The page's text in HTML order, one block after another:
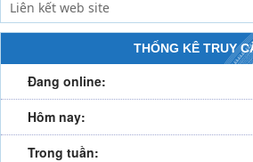
THỐNG KÊ TRUY
Đang online:
Hôm nay:
Trong tuần: